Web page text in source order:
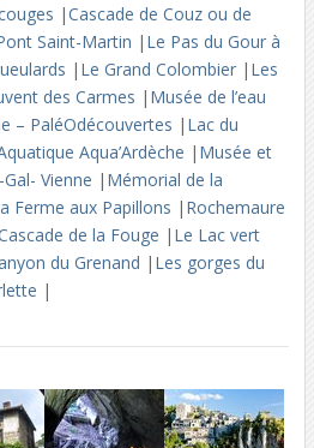
|Cascade de Couz ou de
Saint-Martin | Le Pas du Gour à
| Le Grand Colombier | Les
des Carmes | Musée de l’eau
– PaléOdécouvertes | Lac du
Aqua’Ardèche | Musée et
Vienne | Mémorial de la
Ferme aux Papillons | Rochemaure
de la Fouge | Le Lac vert
du Grenand | Les gorges du
|